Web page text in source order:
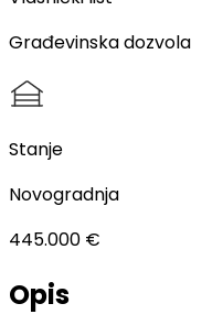
Građevinska dozvola
Stanje
Novogradnja
445.000 €
Opis